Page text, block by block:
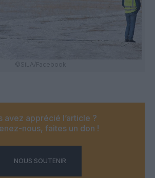
©SiLA/Facebook
avez apprécié l’article ?
nous, faites un don !
NOUS SOUTENIR